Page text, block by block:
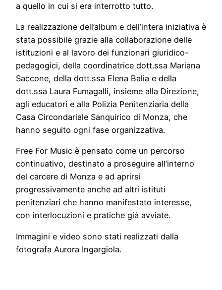
a quello in cui si era interrotto tutto.
La realizzazione dell’album e dell’intera iniziativa è
stata possibile grazie alla collaborazione delle
istituzioni e al lavoro dei funzionari giuridico-
pedagogici, della coordinatrice dott.ssa Mariana
Saccone, della dott.ssa Elena Balia e della
dott.ssa Laura Fumagalli, insieme alla Direzione,
agli educatori e alla Polizia Penitenziaria della
Casa Circondariale Sanquirico di Monza, che
hanno seguito ogni fase organizzativa.
Free For Music è pensato come un percorso
continuativo, destinato a proseguire all’interno
del carcere di Monza e ad aprirsi
progressivamente anche ad altri istituti
penitenziari che hanno manifestato interesse,
con interlocuzioni e pratiche già avviate.
Immagini e video sono stati realizzati dalla
fotografa Aurora Ingargiola.